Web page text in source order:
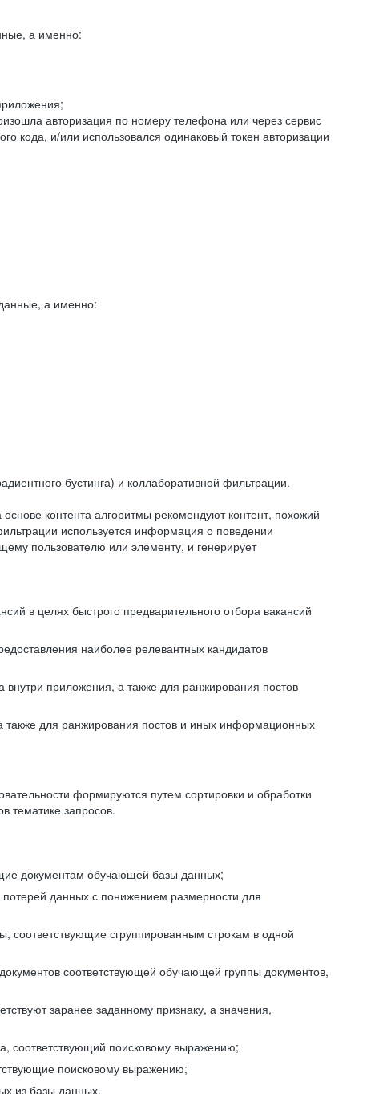
а именно:
авторизация по номеру телефона или через сервис
кода, и/или использовался одинаковый токен авторизации
а именно:
бустинга) и коллаборативной фильтрации.
контента алгоритмы рекомендуют контент, похожий
используется информация о поведении
пользователю или элементу, и генерирует
в целях быстрого предварительного отбора вакансий
наиболее релевантных кандидатов
приложения, а также для ранжирования постов
также для ранжирования постов и иных информационных
формируются путем сортировки и обработки
тематике запросов.
документам обучающей базы данных;
данных с понижением размерности для
соответствующие сгруппированным строкам в одной
соответствующей обучающей группы документов,
заранее заданному признаку, а значения,
соответствующий поисковому выражению;
поисковому выражению;
из базы данных.